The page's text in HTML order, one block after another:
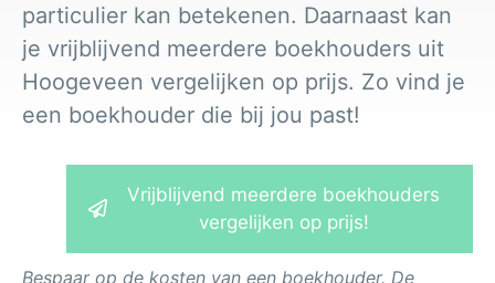
particulier kan betekenen. Daarnaast kan
je vrijblijvend meerdere boekhouders uit
Hoogeveen vergelijken op prijs. Zo vind je
een boekhouder die bij jou past!
Vrijblijvend meerdere boekhouders
vergelijken op prijs!
Bespaar op de kosten van een boekhouder. De